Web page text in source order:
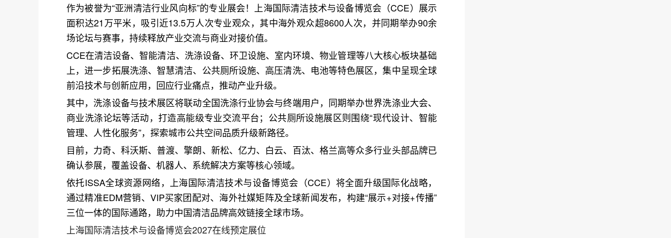
作为被誉为“亚洲清洁行业风向标”的专业展会！
上海国际清洁技术与设备博览会（CCE）展示
面积达21万平米，吸引近13.5万人次专业观众，其中海外观众超8600人次，并同期举办90余
场论坛与赛事，持续释放产业交流与商业对接价值。
CCE在清洁设备、智能清洁、洗涤设备、环卫设施、室内环境、物业管理等八大核心板块基础
上，进一步拓展洗涤、智慧清洁、公共厕所设施、高压清洗、电池等特色展区，集中呈现全球
前沿技术与创新应用，回应行业痛点，推动产业升级。
其中，洗涤设备与技术展区将联动全国洗涤行业协会与终端用户，同期举办世界洗涤业大会、
商业洗涤论坛等活动，打造高能级专业交流平台；公共厕所设施展区则围绕“现代设计、智能
管理、人性化服务”，探索城市公共空间品质升级新路径。
目前，力奇、科沃斯、普渡、擎朗、新松、亿力、白云、百汰、格兰高等众多行业头部品牌已
确认参展，覆盖设备、机器人、系统解决方案等核心领域。
依托ISSA全球资源网络，
上海国际清洁技术与设备博览会（CCE）将全面升级国际化战略，
通过精准EDM营销、VIP买家团配对、海外社媒矩阵及全球新闻发布，构建“展示+对接+传播”
三位一体的国际通路，助力中国清洁品牌高效链接全球市场。
上海国际清洁技术与设备博览会2027在线预定展位